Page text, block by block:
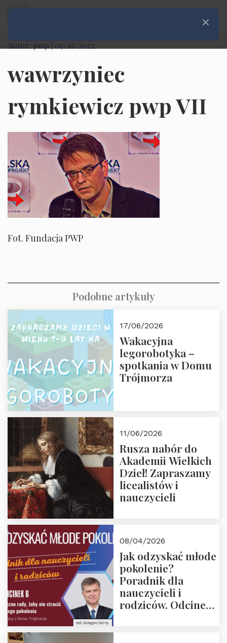
Autor: pwp | 05/10/2022
wawrzyniec
rymkiewicz pwp VII
Fot. Fundacja PWP
Podobne artykuły
17/06/2026
Wakacyjna
legorobotyka –
spotkania w Domu
Trójmorza
11/06/2026
Rusza nabór do
Akademii Wielkich
Dzieł! Zapraszamy
licealistów i
nauczycieli
08/04/2026
Jak odzyskać młode
pokolenie?
Poradnik dla
nauczycieli i
rodziców. Odcinek
Zamknij